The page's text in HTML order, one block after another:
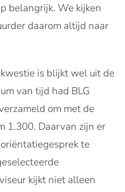
belangrijk. We kijken
daarom altijd naar
kwestie is blijkt wel uit de
van tijd had BLG
om met de
1.300. Daarvan zijn er
te
kijkt niet alleen